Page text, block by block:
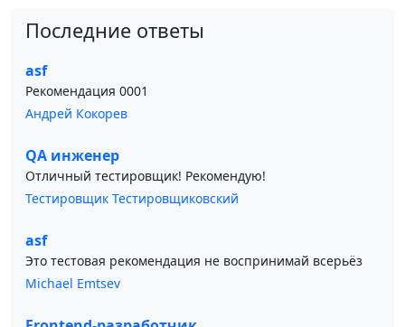
Последние ответы
asf
Рекомендация 0001
Андрей Кокорев
QA инженер
Отличный тестировщик! Рекомендую!
Тестировщик Тестировщиковский
asf
Это тестовая рекомендация не воспринимай всерьёз
Michael Emtsev